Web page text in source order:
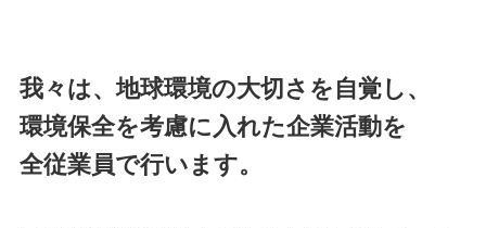
我々は、地球環境の大切さを自覚し、
環境保全を考慮に入れた企業活動を
全従業員で行います。